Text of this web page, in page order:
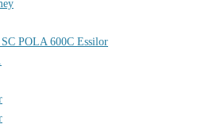
POLA 600С Essilor